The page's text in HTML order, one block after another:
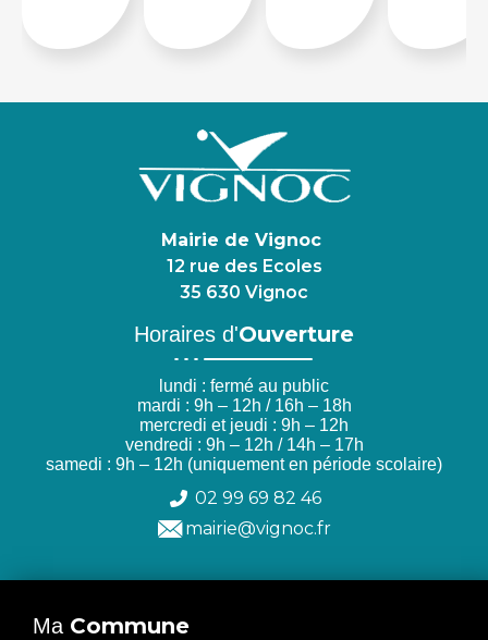
Mairie de Vignoc
12 rue des Ecoles
35 630 Vignoc
Horaires d'Ouverture
lundi : fermé au public
mardi : 9h – 12h / 16h – 18h
mercredi et jeudi : 9h – 12h
vendredi : 9h – 12h / 14h – 17h
samedi : 9h – 12h (uniquement en période scolaire)
02 99 69 82 46
mairie@vignoc.fr
Ma Commune